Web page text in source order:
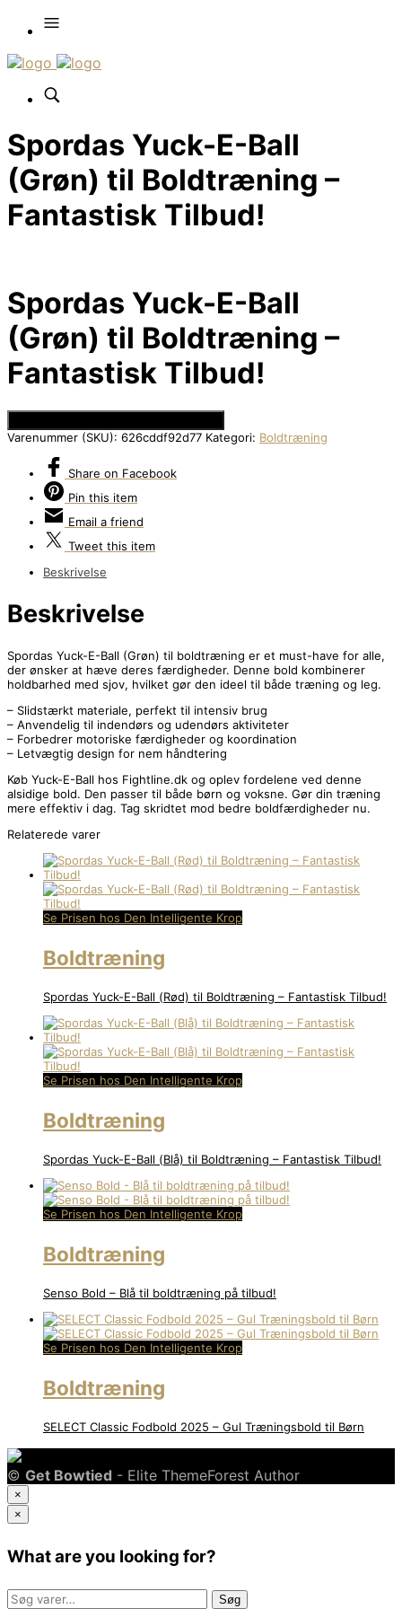
Spordas Yuck-E-Ball
(Grøn) til Boldtræning –
Fantastisk Tilbud!
Spordas Yuck-E-Ball
(Grøn) til Boldtræning –
Fantastisk Tilbud!
Varenummer (SKU): 626cddf92d77 Kategori: Boldtræning
Share on Facebook
Pin this item
Email a friend
Tweet this item
Beskrivelse
Beskrivelse
Spordas Yuck-E-Ball (Grøn) til boldtræning er et must-have for alle,
der ønsker at hæve deres færdigheder. Denne bold kombinerer
holdbarhed med sjov, hvilket gør den ideel til både træning og leg.
– Slidstærkt materiale, perfekt til intensiv brug
– Anvendelig til indendørs og udendørs aktiviteter
– Forbedrer motoriske færdigheder og koordination
– Letvægtig design for nem håndtering
Køb Yuck-E-Ball hos Fightline.dk og oplev fordelene ved denne
alsidige bold. Den passer til både børn og voksne. Gør din træning
mere effektiv i dag. Tag skridtet mod bedre boldfærdigheder nu.
Relaterede varer
Se Prisen hos Den Intelligente Krop
Boldtræning
Spordas Yuck-E-Ball (Rød) til Boldtræning – Fantastisk Tilbud!
Se Prisen hos Den Intelligente Krop
Boldtræning
Spordas Yuck-E-Ball (Blå) til Boldtræning – Fantastisk Tilbud!
Se Prisen hos Den Intelligente Krop
Boldtræning
Senso Bold – Blå til boldtræning på tilbud!
Se Prisen hos Den Intelligente Krop
Boldtræning
SELECT Classic Fodbold 2025 – Gul Træningsbold til Børn
© Get Bowtied - Elite ThemeForest Author
×
×
What are you looking for?
Søg
Søg